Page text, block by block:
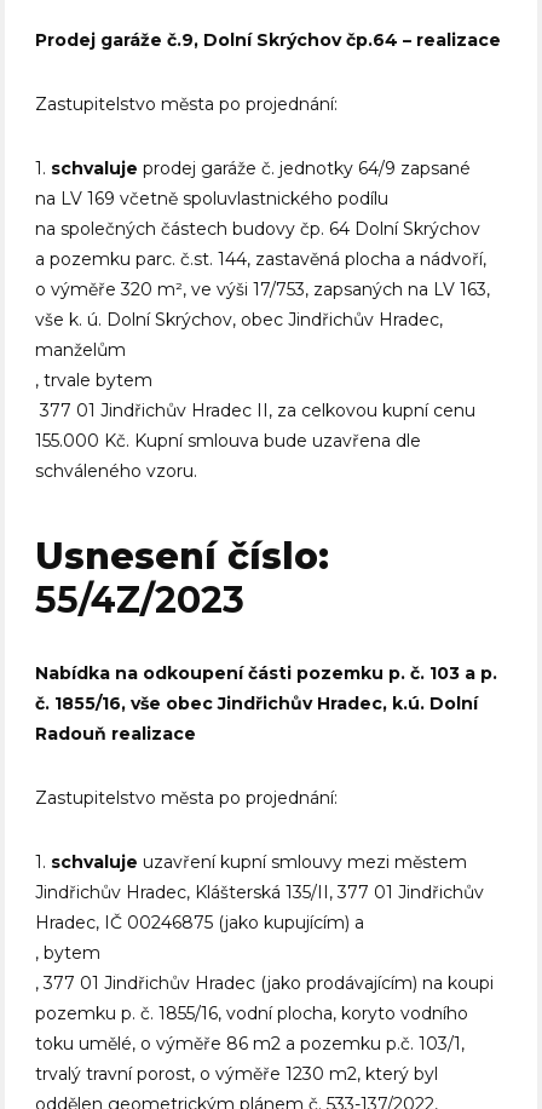
Prodej garáže č.9, Dolní Skrýchov čp.64 – realizace
Zastupitelstvo města po projednání:
1. schvalujeprodej garáže č. jednotky 64/9 zapsané
na LV 169 včetně spoluvlastnického podílu
na společných částech budovy čp. 64 Dolní Skrýchov
a pozemku parc. č.st. 144, zastavěná plocha a nádvoří,
o výměře 320 m², ve výši 17/753, zapsaných na LV 163,
vše k. ú. Dolní Skrýchov, obec Jindřichův Hradec,
manželům
, trvale bytem
377 01 Jindřichův Hradec II, za celkovou kupní cenu
155.000 Kč. Kupní smlouva bude uzavřena dle
schváleného vzoru.
Usnesení číslo:
55/4Z/2023
Nabídka na odkoupení části pozemku p. č. 103 a p.
č. 1855/16, vše obec Jindřichův Hradec, k.ú. Dolní
Radouň realizace
Zastupitelstvo města po projednání:
1. schvaluje uzavření kupní smlouvy mezi městem
Jindřichův Hradec, Klášterská 135/II, 377 01 Jindřichův
Hradec, IČ 00246875 (jako kupujícím) a
, bytem
, 377 01 Jindřichův Hradec (jako prodávajícím) na koupi
pozemku p. č. 1855/16, vodní plocha, koryto vodního
toku umělé, o výměře 86 m2 a pozemku p.č. 103/1,
trvalý travní porost, o výměře 1230 m2, který byl
oddělen geometrickým plánem č. 533-137/2022,